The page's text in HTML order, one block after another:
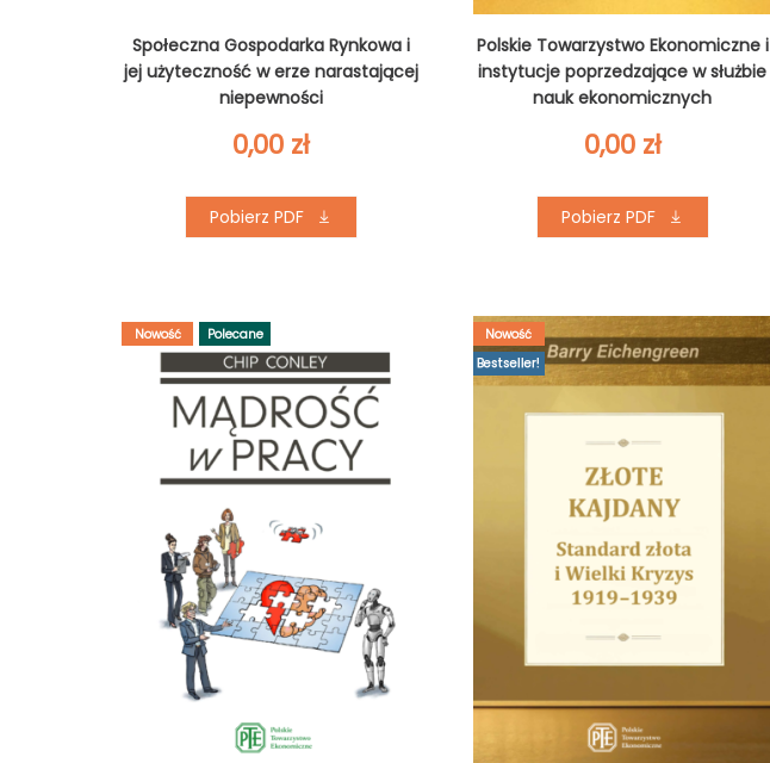
Społeczna Gospodarka Rynkowa i
jej użyteczność w erze narastającej
niepewności
0,00 zł
Pobierz PDF
Polskie Towarzystwo Ekonomiczne i
instytucje poprzedzające w służbie
nauk ekonomicznych
0,00 zł
Pobierz PDF
Polecane
Nowość
Bestseller!
Nowość